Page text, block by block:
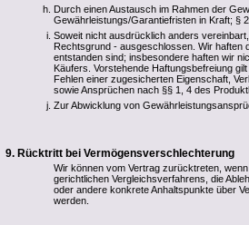
Durch einen Austausch im Rahmen der
Gewährleistungs/Garantiefristen in Kraft; §
Soweit nicht ausdrücklich anders
Rechtsgrund - ausgeschlossen. Wir haften
entstanden sind; insbesondere haften wir
Käufers. Vorstehende Haftungsbefreiung
Fehlen einer zugesicherten Eigenschaft,
sowie Ansprüchen nach §§ 1, 4 des
Zur Abwicklung von
Rücktritt bei Vermögensverschlechterung
Wir können vom Vertrag zurücktreten,
gerichtlichen Vergleichsverfahrens, die
oder andere konkrete Anhaltspunkte über
werden.